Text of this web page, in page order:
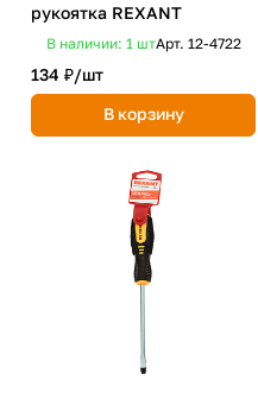
рукоятка REXANT
В наличии: 1 штАрт. 12-4722
134 ₽/шт
В корзину